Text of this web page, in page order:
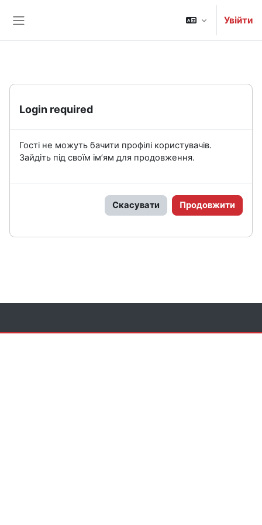
Увійти
Login required
Гості не можуть бачити профілі користувачів.
Зайдіть під своїм ім’ям для продовження.
Скасувати Продовжити